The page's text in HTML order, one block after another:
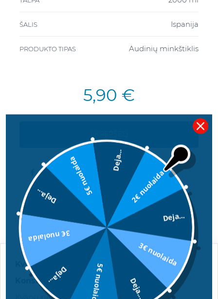
ŠALIS Ispanija
PRODUKTO TIPAS Audinių minkštiklis
5,90 €
APRAŠYMAS
Kvapas:
subtilus ir gaivus gėlių
Konsistencija:
dvigubai koncentruotas
2€ nuolaida
Deja...
3€ nuolaida
Deja...
5€ nuolaida
Deja...
3€ nuolaida
Deja... 5€ nuolaida Deja...